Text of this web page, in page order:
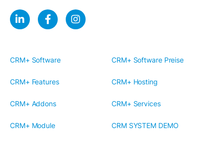
CRM+ Software CRM+ Software Preise
CRM+ Features CRM+ Hosting
CRM+ Addons CRM+ Services
CRM+ Module CRM SYSTEM DEMO